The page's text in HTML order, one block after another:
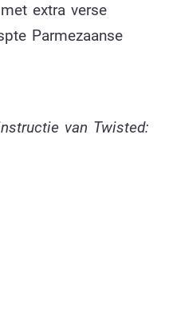
extra verse
Parmezaanse
van Twisted: